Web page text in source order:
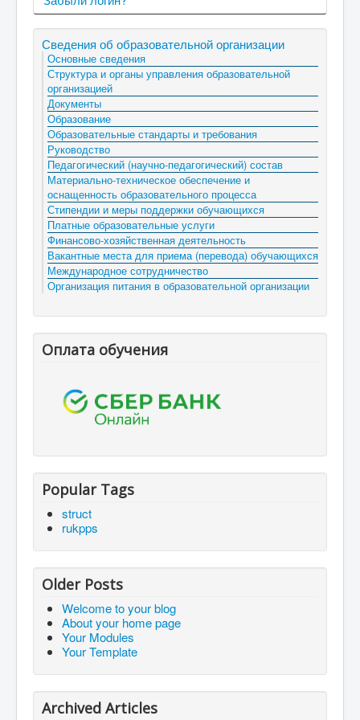
Сведения об образовательной организации
Основные сведения
Структура и органы управления образовательной
организацией
Документы
Образование
Образовательные стандарты и требования
Руководство
Педагогический (научно-педагогический) состав
Материально-техническое обеспечение и
оснащенность образовательного процесса
Стипендии и меры поддержки обучающихся
Платные образовательные услуги
Финансово-хозяйственная деятельность
Вакантные места для приема (перевода) обучающихся
Международное сотрудничество
Организация питания в образовательной организации
Оплата обучения
Popular Tags
struct
rukpps
Older Posts
Welcome to your blog
About your home page
Your Modules
Your Template
Archived Articles